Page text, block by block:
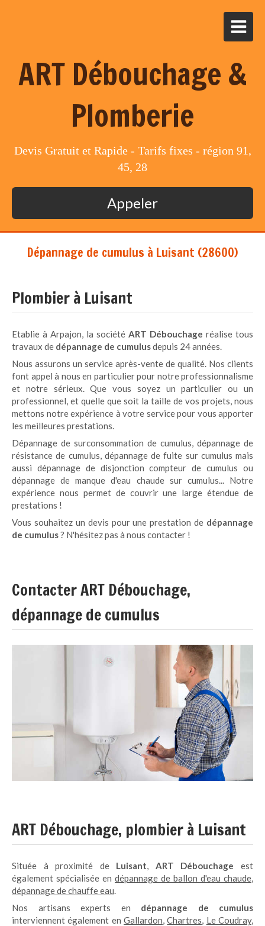
ART Débouchage &
Plomberie
Devis Gratuit et Rapide - Tarifs fixes - région 91,
45, 28
Appeler
Dépannage de cumulus à Luisant (28600)
Plombier à Luisant
Etablie à Arpajon, la société ART Débouchage réalise tous
travaux de dépannage de cumulusdepuis 24 années.
Nous assurons un service après-vente de qualité. Nos clients
font appel à nous en particulier pour notre professionnalisme
et notre sérieux. Que vous soyez un particulier ou un
professionnel, et quelle que soit la taille de vos projets, nous
mettons notre expérience à votre service pour vous apporter
les meilleures prestations.
Dépannage de surconsommation de cumulus, dépannage de
résistance de cumulus, dépannage de fuite sur cumulus mais
aussi dépannage de disjonction compteur de cumulus ou
dépannage de manque d'eau chaude sur cumulus... Notre
expérience nous permet de couvrir une large étendue de
prestations !
Vous souhaitez un devis pour une prestation de dépannage
de cumulus? N'hésitez pas à nous contacter !
Contacter ART Débouchage,
dépannage de cumulus
ART Débouchage, plombier à Luisant
Située à proximité de Luisant, ART Débouchage est
également spécialisée en dépannage de ballon d'eau chaude,
dépannage de chauffe eau.
Nos artisans experts en dépannage de cumulus
interviennent également en Gallardon,Chartres, Le Coudray,